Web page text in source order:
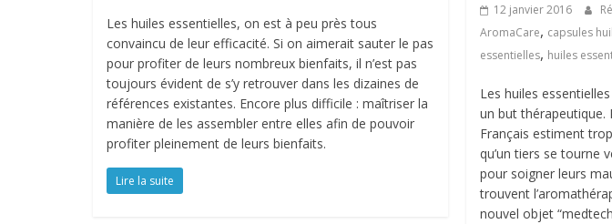
Les huiles essentielles, on est à peu près tous
convaincu de leur efficacité. Si on aimerait sauter le pas
pour profiter de leurs nombreux bienfaits, il n’est pas
toujours évident de s’y retrouver dans les dizaines de
références existantes. Encore plus difficile : maîtriser la
manière de les assembler entre elles afin de pouvoir
profiter pleinement de leurs bienfaits.
Lire la suite
12 janvier 2016
AromaCare, capsules
essentielles, huiles
Les huiles
un but thérapeutique.
Français estiment
qu’un tiers se tourne
pour soigner leurs
trouvent
nouvel objet